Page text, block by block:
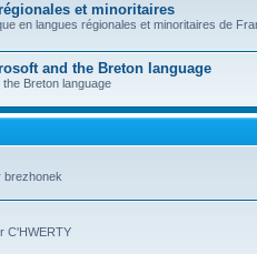
et minoritaires
en langues régionales et minoritaires de
and the Breton language
Breton language
brezhonek
C'HWERTY